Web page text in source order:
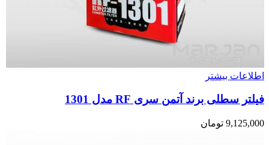
اطلاعات بیشتر
فیلتر سطلی برند آتمن سری RF مدل 1301
9,125,000 تومان